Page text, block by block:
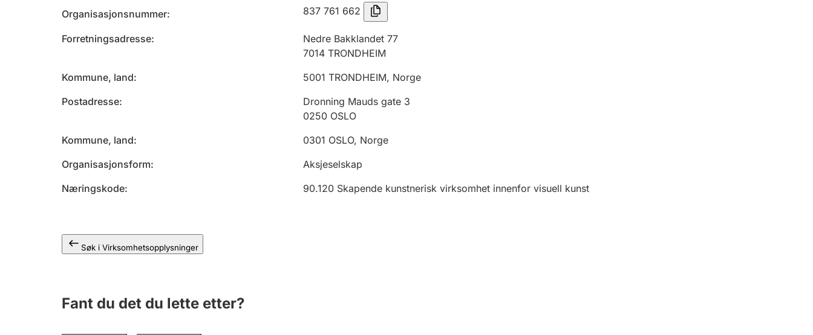
Organisasjonsnummer 837 761 662
Forretningsadresse
Nedre Bakklandet 77
7014 TRONDHEIM
Kommune, land
5001 TRONDHEIM, Norge
Postadresse
Dronning Mauds gate 3
0250 OSLO
Kommune, land
0301 OSLO, Norge
Organisasjonsform
Aksjeselskap
Næringskode
90.120 Skapende kunstnerisk virksomhet innenfor visuell kunst
Søk i Virksomhetsopplysninger
Fant du det du lette etter?